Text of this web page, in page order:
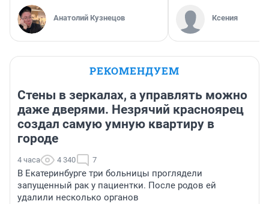
Анатолий Кузнецов Ксения
РЕКОМЕНДУЕМ
Стены в зеркалах, а управлять можно
даже дверями. Незрячий красноярец
создал самую умную квартиру в
городе
4 часа 4 340 7
В Екатеринбурге три больницы проглядели
запущенный рак у пациентки. После родов ей
удалили несколько органов